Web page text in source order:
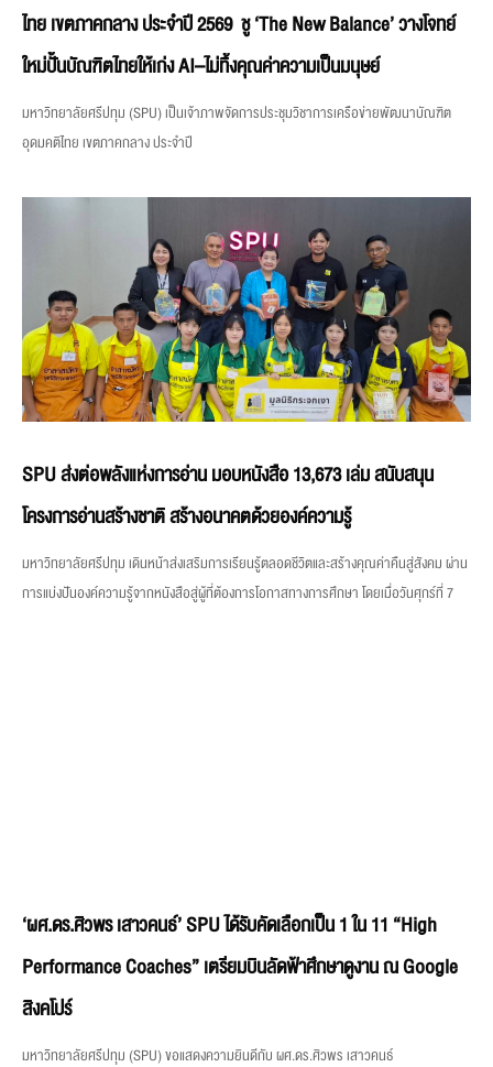
ไทย เขตภาคกลาง ประจำปี 2569 ชู ‘The New Balance’ วางโจทย์
ใหม่ปั้นบัณฑิตไทยให้เก่ง AI–ไม่ทิ้งคุณค่าความเป็นมนุษย์
มหาวิทยาลัยศรีปทุม (SPU) เป็นเจ้าภาพจัดการประชุมวิชาการเครือข่ายพัฒนาบัณฑิต
อุดมคติไทย เขตภาคกลาง ประจำปี
SPU ส่งต่อพลังแห่งการอ่าน มอบหนังสือ 13,673 เล่ม สนับสนุน
โครงการอ่านสร้างชาติ สร้างอนาคตด้วยองค์ความรู้
มหาวิทยาลัยศรีปทุม เดินหน้าส่งเสริมการเรียนรู้ตลอดชีวิตและสร้างคุณค่าคืนสู่สังคม ผ่าน
การแบ่งปันองค์ความรู้จากหนังสือสู่ผู้ที่ต้องการโอกาสทางการศึกษา โดยเมื่อวันศุกร์ที่ 7
‘ผศ.ดร.ศิวพร เสาวคนธ์’ SPU ได้รับคัดเลือกเป็น 1 ใน 11 “High
Performance Coaches” เตรียมบินลัดฟ้าศึกษาดูงาน ณ Google
สิงคโปร์
มหาวิทยาลัยศรีปทุม (SPU) ขอแสดงความยินดีกับ ผศ.ดร.ศิวพร เสาวคนธ์